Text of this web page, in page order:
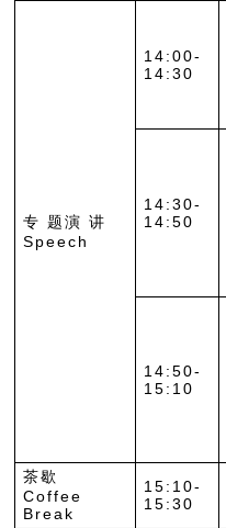
专 题演 讲
Speech
14:00-
14:30
14:30-
14:50
14:50-
15:10
茶歇
Coffee
Break
15:10-
15:30